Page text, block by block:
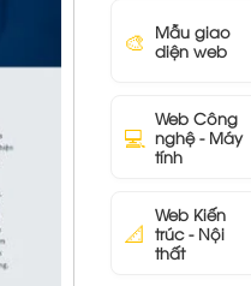
🎨
Mẫu giao
diện web
💻
Web Công
nghệ - Máy
tính
📐
Web Kiến
trúc - Nội
thất